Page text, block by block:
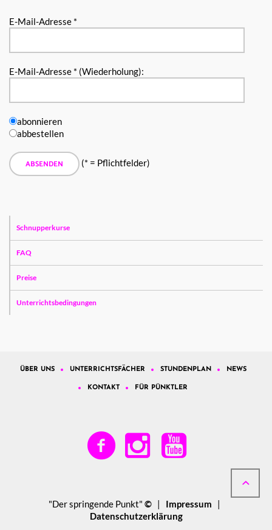
E-Mail-Adresse *
E-Mail-Adresse * (Wiederholung):
abonnieren
abbestellen
(* = Pflichtfelder)
Schnupperkurse
FAQ
Preise
Unterrichtsbedingungen
ÜBER UNS UNTERRICHTSFÄCHER STUNDENPLAN NEWS
KONTAKT FÜR PÜNKTLER
"Der springende Punkt" © | Impressum |
Datenschutzerklärung